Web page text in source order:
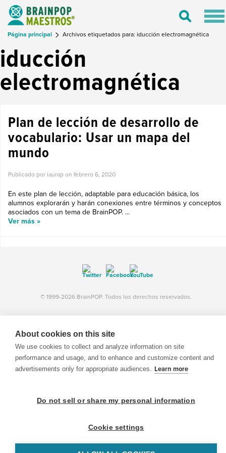
Toggle
Página principal Archivos etiquetados para: iducción electromagnética
iducción
electromagnética
Plan de lección de desarrollo de
vocabulario: Usar un mapa del
mundo
Publicado por laurap on febrero 6, 2020
En este plan de lección, adaptable para educación básica, los
alumnos explorarán y harán conexiones entre términos y conceptos
asociados con un tema de BrainPOP. ...
Ver más »
© 1999-2026 BrainPOP. Todos los derechos reservados.
About cookies on this site
We use cookies to collect and analyze information on site
performance and usage, and to enhance and customize content and
advertisements only for appropriate audiences. Learn more
Do not sell or share my personal information
Cookie settings